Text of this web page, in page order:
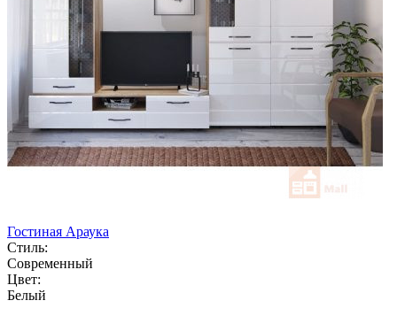
Гостиная Араука
Стиль:
Современный
Цвет:
Белый